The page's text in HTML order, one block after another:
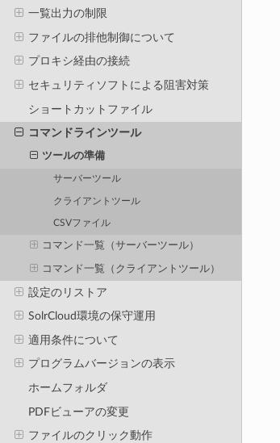
一覧出力の制限
ファイルの排他制御について
プロキシ経由の接続
セキュリティソフトによる阻害対策
ショートカットファイル
コマンドラインツール
ツールの準備
サーバーツール
クライアントツール
CSVファイル
コマンド一覧（サーバーツール）
コマンド一覧（クライアントツール）
設定のリストア
SolrCloud環境の保守運用
適用条件について
プログラムバージョンの表示
ホームフォルダ
PDFビューアの変更
ファイルのクリック動作